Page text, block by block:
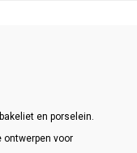
en porselein.
voor